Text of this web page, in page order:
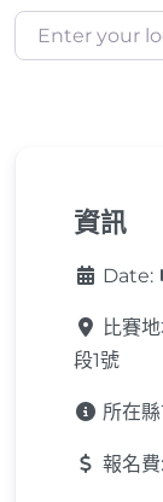
Enter your
資訊
Date:
比賽
段1號
所在
報名費: